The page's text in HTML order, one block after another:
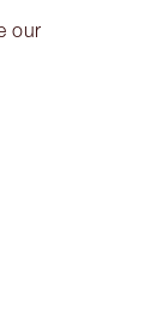
our